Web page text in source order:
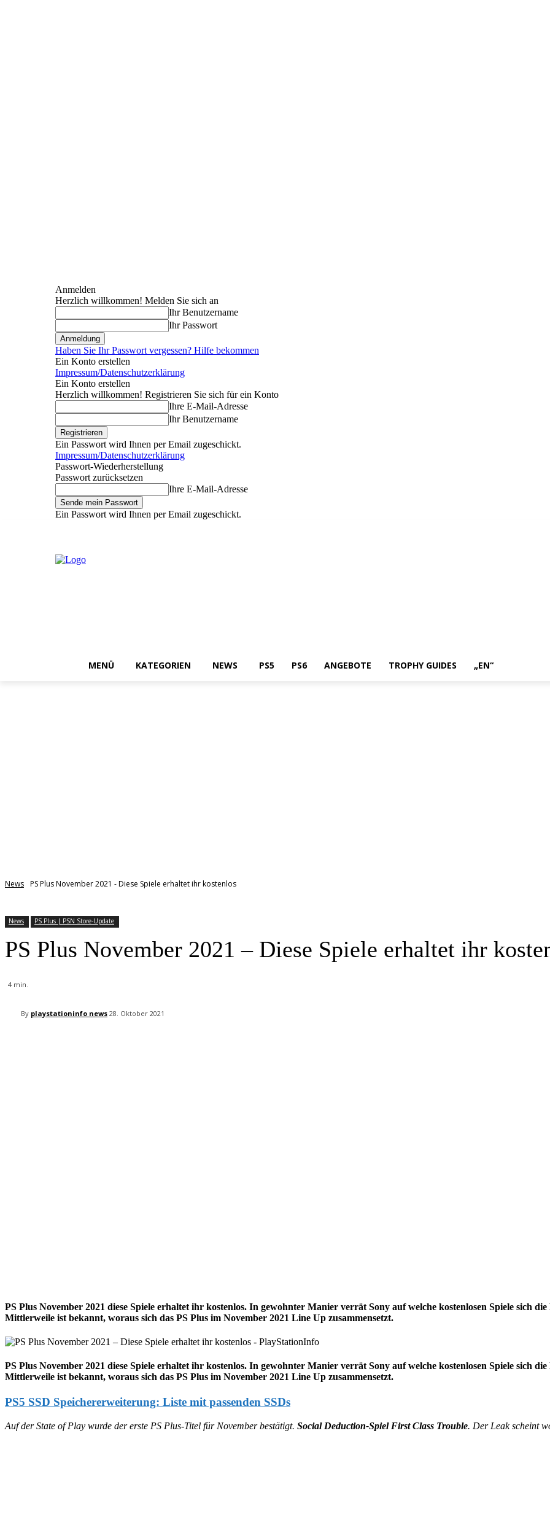
Anmelden
Herzlich willkommen! Melden Sie sich an
Ihr Benutzername
Ihr Passwort
Haben Sie Ihr Passwort vergessen? Hilfe bekommen
Ein Konto erstellen
Impressum/Datenschutzerklärung
Ein Konto erstellen
Herzlich willkommen! Registrieren Sie sich für ein Konto
Ihre E-Mail-Adresse
Ihr Benutzername
Ein Passwort wird Ihnen per Email zugeschickt.
Impressum/Datenschutzerklärung
Passwort-Wiederherstellung
Passwort zurücksetzen
Ihre E-Mail-Adresse
Ein Passwort wird Ihnen per Email zugeschickt.
MENÜ KATEGORIEN NEWS PS5 PS6 ANGEBOTE TROPHY GUIDES „EN“
News PS Plus November 2021 - Diese Spiele erhaltet ihr kostenlos
News PS Plus | PSN Store-Update
PS Plus November 2021 – Diese Spiele erhaltet ihr
4 min.
By playstationinfo news 28. Oktober 2021
PS Plus November 2021 diese Spiele erhaltet ihr kostenlos. In gewohnter Manier verrät Sony auf welche kostenlosen Spiele sich
Mittlerweile ist bekannt, woraus sich das PS Plus im November 2021 Line Up zusammensetzt.
PS Plus November 2021 diese Spiele erhaltet ihr kostenlos. In gewohnter Manier verrät Sony auf welche kostenlosen Spiele sich
Mittlerweile ist bekannt, woraus sich das PS Plus im November 2021 Line Up zusammensetzt.
PS5 SSD Speichererweiterung: Liste mit passenden SSDs
Auf der State of Play wurde der erste PS Plus-Titel für November bestätigt. Social Deduction-Spiel First Class Trouble. Der Leak scheint